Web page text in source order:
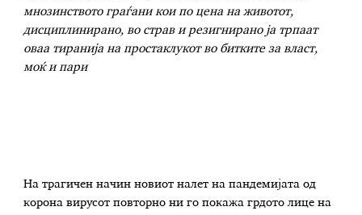
мнозинството граѓани кои по цена на животот,
дисциплинирано, во страв и резигнирано ја трпаат
оваа тиранија на простаклукот во битките за власт,
моќ и пари
На трагичен начин новиот налет на пандемијата од
корона вирусот повторно ни го покажа грдото лице на